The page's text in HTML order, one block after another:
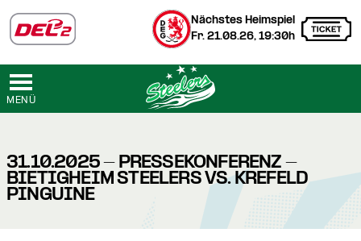
Nächstes Heimspiel
Fr. 21.08.26, 19:30h
MENÜ
31.10.2025 - PRESSEKONFERENZ -
BIETIGHEIM STEELERS VS. KREFELD
PINGUINE